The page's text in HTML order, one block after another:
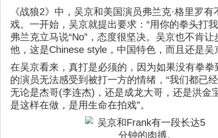
《战狼2》中，吴京和美国演员弗兰克·格里罗
戏。一开始，吴京就提出要求：“用你的拳头打
弗兰克立马说“No”，态度很坚决。吴京也不肯让
他，这是Chinese style，中国特色，而且还是吴
在吴京看来，真打是必须的，因为如果没有拳拳
的演员无法感受到被打一方的情绪，“我们都已
无论是杰哥(李连杰)，还是成龙大哥，还是洪金
是这样在做，是用生命在拍戏”。